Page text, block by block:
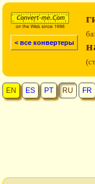
< все конвертеры
EN ES PT RU FR